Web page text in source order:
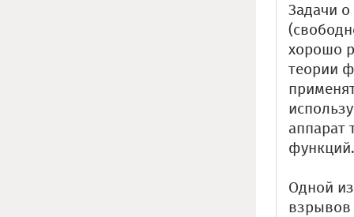
Задачи
хорошо
теории
аппарат
функций.
Одной
взрывов